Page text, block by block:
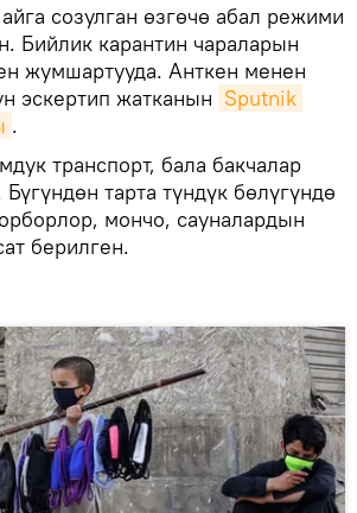
созулган өзгөчө абал режими
Бийлик карантин чараларын
жумшартууда. Анткен менен
эскертип жатканын Sputnik
.
транспорт, бала бакчалар
тарта түндүк бөлүгүндө
мончо, сауналардын
берилген.